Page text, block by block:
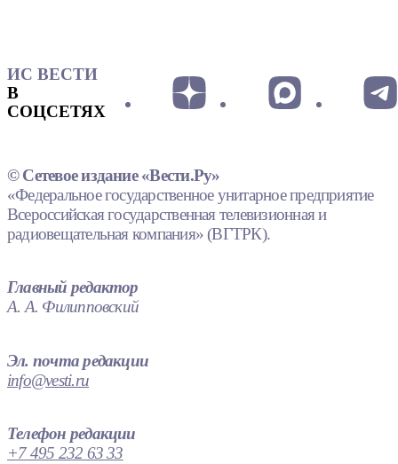
ИС ВЕСТИ
В
СОЦСЕТЯХ
© Сетевое издание «Вести.Ру»
«Федеральное государственное унитарное предприятие
Всероссийская государственная телевизионная и
радиовещательная компания» (ВГТРК).
Главный редактор
А. А. Филипповский
Эл. почта редакции
info@vesti.ru
Телефон редакции
+7 495 232 63 33